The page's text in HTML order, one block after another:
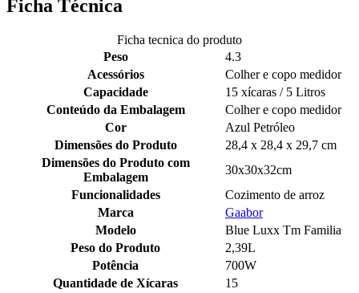
Ficha Técnica
Ficha tecnica do produto
Peso
4.3
Acessórios
Colher e copo medidor
Capacidade
15 xícaras / 5 Litros
Conteúdo da Embalagem
Colher e copo medidor
Cor
Azul Petróleo
Dimensões do Produto
28,4 x 28,4 x 29,7 cm
Dimensões do Produto com
Embalagem
30x30x32cm
Funcionalidades
Cozimento de arroz
Marca
Gaabor
Modelo
Blue Luxx Tm Familia
Peso do Produto
2,39L
Potência
700W
Quantidade de Xícaras
15